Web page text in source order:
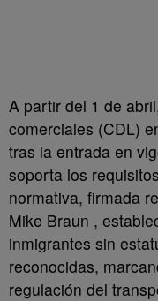
A partir del 1 de
comerciales (CDL)
tras la entrada en
soporta los
normativa, firmada
Mike Braun ,
inmigrantes sin
reconocidas,
regulación del